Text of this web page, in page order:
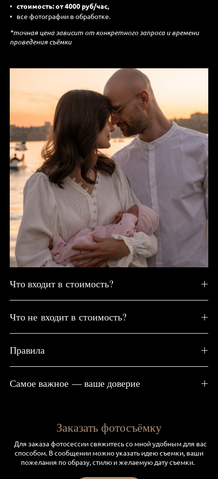
стоимость: от 4000 руб/час,
все фотографии в обработке.
*точная цена зависит от конкретного запроса и времени
проведения съёмки
Что входит в стоимость?
Что не входит в стоимость?
Правила
Самое важное — ваше доверие
Заказать фотосъёмку
Для заказа фотосессии свяжитесь со мной удобным для вас
способом. В сообщении можно указать идею съемки, ваши
пожелания по образу, стилю и желаемую дату съемки.